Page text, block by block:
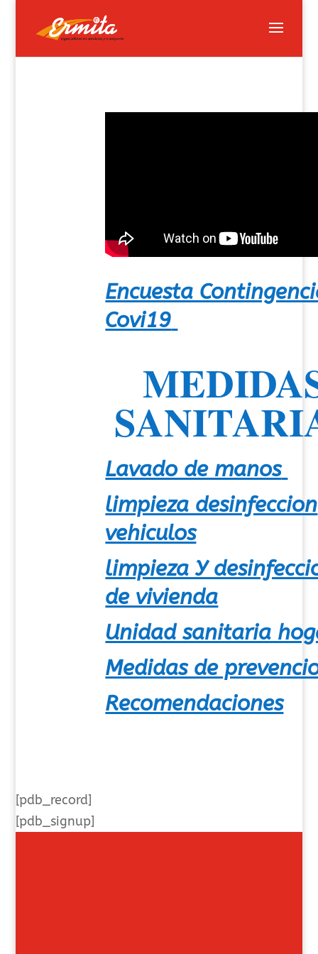
Encuesta
Covi19
Lavado de manos
limpieza desinfeccion
vehiculos
limpieza Y
de vivienda
Unidad sanitaria
Medidas de
Recomendaciones
[pdb_record]
[pdb_signup]